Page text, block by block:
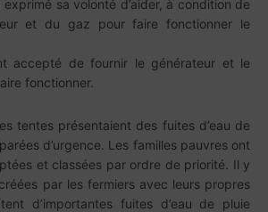
sa volonté d’aider, à condition de
et du gaz pour faire fonctionner le
accepté de fournir le générateur et le
fonctionner.
tentes présentaient des fuites d’eau de
d’urgence. Les familles pauvres ont
et classées par ordre de priorité. Il y
par les fermiers avec leurs propres
d’importantes fuites d’eau de pluie